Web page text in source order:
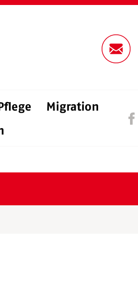
Pflege
Migration